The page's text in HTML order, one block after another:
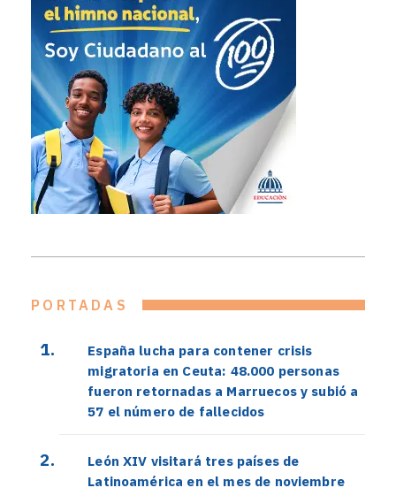
PORTADAS
España lucha para contener crisis
migratoria en Ceuta: 48.000 personas
fueron retornadas a Marruecos y subió a
57 el número de fallecidos
León XIV visitará tres países de
Latinoamérica en el mes de noviembre